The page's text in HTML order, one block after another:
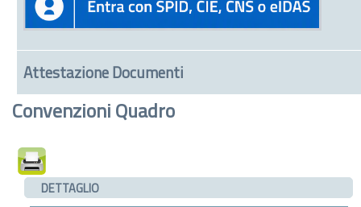
Attestazione Documenti
Convenzioni Quadro
DETTAGLIO